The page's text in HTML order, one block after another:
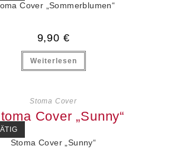
Cover „Sommerblumen“
9,90 €
Weiterlesen
Stoma Cover
Stoma Cover „Sunny“